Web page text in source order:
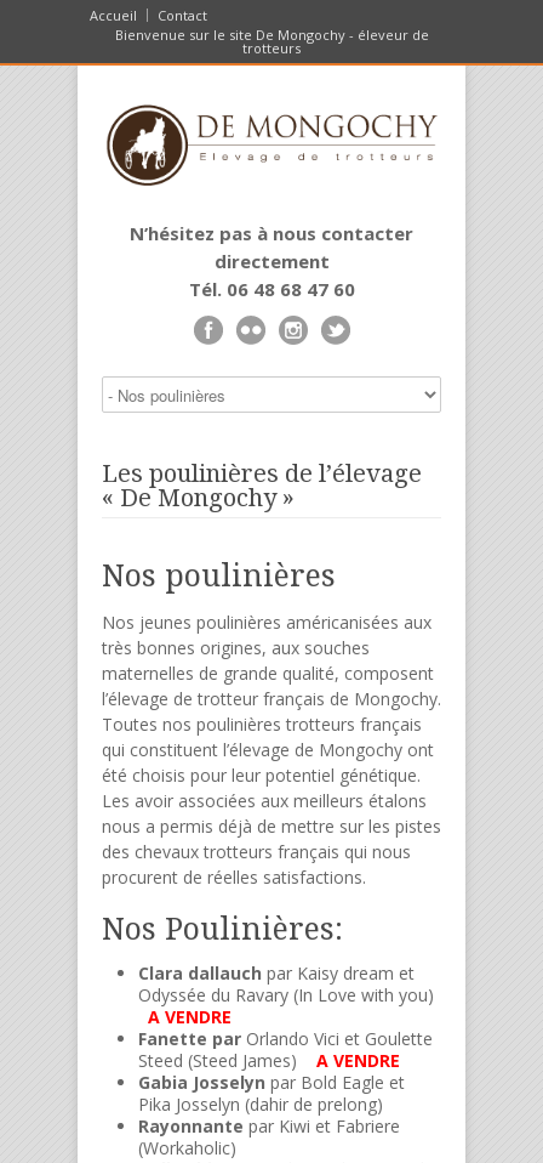
Accueil
Contact
Bienvenue sur le site De Mongochy - éleveur de
trotteurs
N’hésitez pas à nous contacter
directement
Tél. 06 48 68 47 60
Les poulinières de l’élevage
« De Mongochy »
Nos poulinières
Nos jeunes poulinières américanisées aux
très bonnes origines, aux souches
maternelles de grande qualité, composent
l’élevage de trotteur français de Mongochy.
Toutes nos poulinières trotteurs français
qui constituent l’élevage de Mongochy ont
été choisis pour leur potentiel génétique.
Les avoir associées aux meilleurs étalons
nous a permis déjà de mettre sur les pistes
des chevaux trotteurs français qui nous
procurent de réelles satisfactions.
Nos Poulinières:
Clara dallauch par Kaisy dream et
Odyssée du Ravary (In Love with you)
A VENDRE
Fanette par Orlando Vici et Goulette
Steed (Steed James)
A VENDRE
Gabia Josselyn par Bold Eagle et
Pika Josselyn (dahir de prelong)
Rayonnante par Kiwi et Fabriere
(Workaholic)